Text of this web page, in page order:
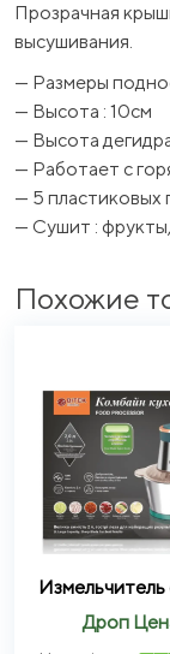
Прозрачная
высушивания.
— Размеры
— Высота : 10см
— Высота
— Работает с
— 5 пластиковых
— Сушит :
Похожие
Дроп